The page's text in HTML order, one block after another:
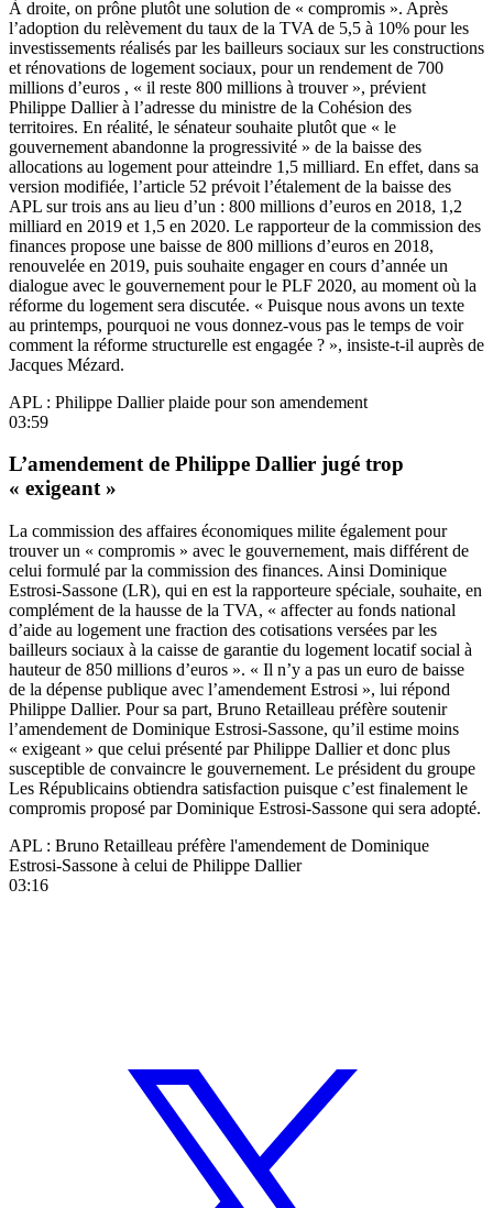
À droite, on prône plutôt une solution de « compromis ». Après
l’adoption du relèvement du taux de la TVA de 5,5 à 10% pour les
investissements réalisés par les bailleurs sociaux sur les constructions
et rénovations de logement sociaux, pour un rendement de 700
millions d’euros , « il reste 800 millions à trouver », prévient
Philippe Dallier à l’adresse du ministre de la Cohésion des
territoires. En réalité, le sénateur souhaite plutôt que « le
gouvernement abandonne la progressivité » de la baisse des
allocations au logement pour atteindre 1,5 milliard. En effet, dans sa
version modifiée, l’article 52 prévoit l’étalement de la baisse des
APL sur trois ans au lieu d’un : 800 millions d’euros en 2018, 1,2
milliard en 2019 et 1,5 en 2020. Le rapporteur de la commission des
finances propose une baisse de 800 millions d’euros en 2018,
renouvelée en 2019, puis souhaite engager en cours d’année un
dialogue avec le gouvernement pour le PLF 2020, au moment où la
réforme du logement sera discutée. « Puisque nous avons un texte
au printemps, pourquoi ne vous donnez-vous pas le temps de voir
comment la réforme structurelle est engagée ? », insiste-t-il auprès de
Jacques Mézard.
APL : Philippe Dallier plaide pour son amendement
03:59
L’amendement de Philippe Dallier jugé trop
« exigeant »
La commission des affaires économiques milite également pour
trouver un « compromis » avec le gouvernement, mais différent de
celui formulé par la commission des finances. Ainsi Dominique
Estrosi-Sassone (LR), qui en est la rapporteure spéciale, souhaite, en
complément de la hausse de la TVA, « affecter au fonds national
d’aide au logement une fraction des cotisations versées par les
bailleurs sociaux à la caisse de garantie du logement locatif social à
hauteur de 850 millions d’euros ». « Il n’y a pas un euro de baisse
de la dépense publique avec l’amendement Estrosi », lui répond
Philippe Dallier. Pour sa part, Bruno Retailleau préfère soutenir
l’amendement de Dominique Estrosi-Sassone, qu’il estime moins
« exigeant » que celui présenté par Philippe Dallier et donc plus
susceptible de convaincre le gouvernement. Le président du groupe
Les Républicains obtiendra satisfaction puisque c’est finalement le
compromis proposé par Dominique Estrosi-Sassone qui sera adopté.
APL : Bruno Retailleau préfère l'amendement de Dominique
Estrosi-Sassone à celui de Philippe Dallier
03:16